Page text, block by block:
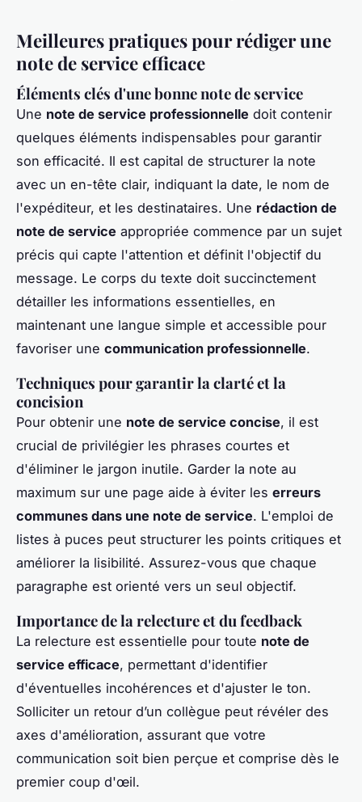
Meilleures pratiques pour rédiger une
note de service efficace
Éléments clés d'une bonne note de service
Une note de service professionnelle doit contenir
quelques éléments indispensables pour garantir
son efficacité. Il est capital de structurer la note
avec un en-tête clair, indiquant la date, le nom de
l'expéditeur, et les destinataires. Une rédaction de
note de service appropriée commence par un sujet
précis qui capte l'attention et définit l'objectif du
message. Le corps du texte doit succinctement
détailler les informations essentielles, en
maintenant une langue simple et accessible pour
favoriser une communication professionnelle.
Techniques pour garantir la clarté et la
concision
Pour obtenir une note de service concise, il est
crucial de privilégier les phrases courtes et
d'éliminer le jargon inutile. Garder la note au
maximum sur une page aide à éviter les erreurs
communes dans une note de service. L'emploi de
listes à puces peut structurer les points critiques et
améliorer la lisibilité. Assurez-vous que chaque
paragraphe est orienté vers un seul objectif.
Importance de la relecture et du feedback
La relecture est essentielle pour toute note de
service efficace, permettant d'identifier
d'éventuelles incohérences et d'ajuster le ton.
Solliciter un retour d’un collègue peut révéler des
axes d'amélioration, assurant que votre
communication soit bien perçue et comprise dès le
premier coup d'œil.